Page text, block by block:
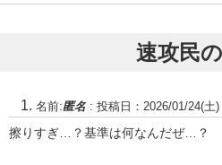
手を倒す系ですね。基本料金は無料
速攻民
名前:匿名 : 投稿日：2026/01/24(土
擦りすぎ…？基準は何なんだぜ…？